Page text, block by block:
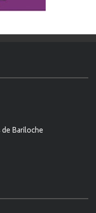
de Bariloche